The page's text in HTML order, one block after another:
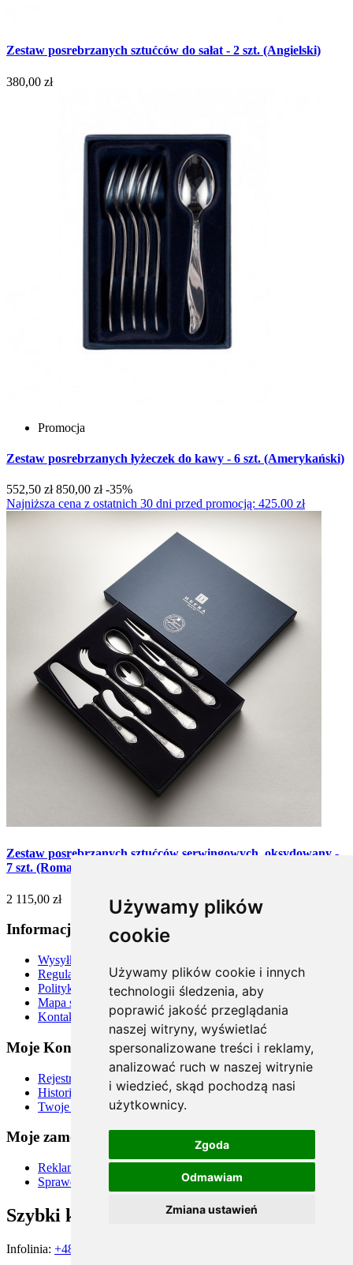
Używamy plików
cookie
Używamy plików cookie i innych
technologii śledzenia, aby
poprawić jakość przeglądania
naszej witryny, wyświetlać
spersonalizowane treści i reklamy,
analizować ruch w naszej witrynie
i wiedzieć, skąd pochodzą nasi
użytkownicy.
Zgoda
Odmawiam
Zmiana ustawień
Zestaw posrebrzanych sztućców do sałat - 2 szt. (Angielski)
380,00 zł
Promocja
Zestaw posrebrzanych łyżeczek do kawy - 6 szt. (Amerykański)
552,50 zł 850,00 zł -35%
Najniższa cena z ostatnich 30 dni przed promocją: 425.00 zł
Zestaw posrebrzanych sztućców serwingowych, oksydowany -
7 szt. (Romański)
2 115,00 zł
Informacje
Wysyłka
Regulamin
Polityka prywatności
Mapa strony
Kontakt
Moje Konto
Rejestracja
Historia zamówień
Twoje rabaty
Moje zamówienia
Reklamacje i zwroty
Sprawdź status zamówienia
Szybki kontakt
Infolinia: +48 667 900 581